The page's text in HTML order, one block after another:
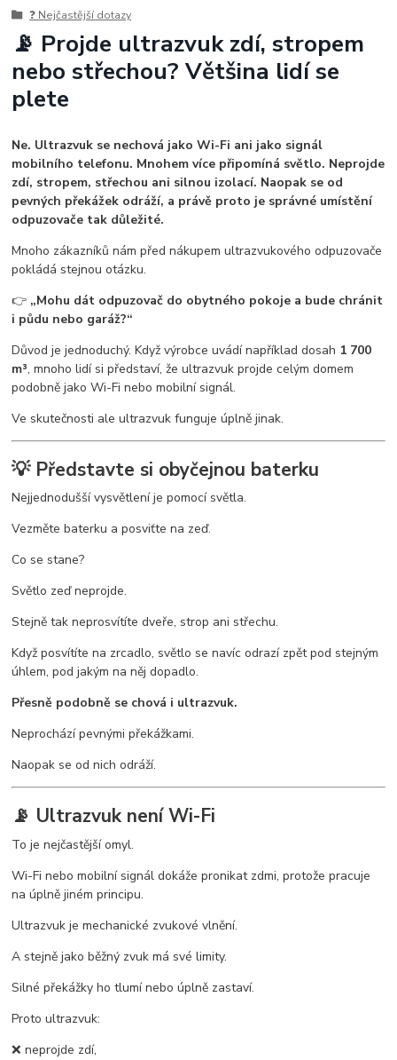
mravenci a mšice
uhlíky do nářadí
uhlíky do nařadí
uhlíky do vysavače
uhlíky do pračky uhlíky do
uhlíky bosch
uhlíky parkside
❓ Nejčastější dotazy
📡 Projde ultrazvuk zdí, stropem
nebo střechou? Většina lidí se
plete
Ne. Ultrazvuk se nechová jako Wi-Fi ani jako signál
mobilního telefonu. Mnohem více připomíná světlo. Neprojde
zdí, stropem, střechou ani silnou izolací. Naopak se od
pevných překážek odráží, a právě proto je správné umístění
odpuzovače tak důležité.
Mnoho zákazníků nám před nákupem ultrazvukového odpuzovače
pokládá stejnou otázku.
👉 „Mohu dát odpuzovač do obytného pokoje a bude chránit
i půdu nebo garáž?“
Důvod je jednoduchý. Když výrobce uvádí například dosah 1 700
m³, mnoho lidí si představí, že ultrazvuk projde celým domem
podobně jako Wi-Fi nebo mobilní signál.
Ve skutečnosti ale ultrazvuk funguje úplně jinak.
💡 Představte si obyčejnou baterku
Nejjednodušší vysvětlení je pomocí světla.
Vezměte baterku a posviťte na zeď.
Co se stane?
Světlo zeď neprojde.
Stejně tak neprosvítíte dveře, strop ani střechu.
Když posvítíte na zrcadlo, světlo se navíc odrazí zpět pod stejným
úhlem, pod jakým na něj dopadlo.
Přesně podobně se chová i ultrazvuk.
Neprochází pevnými překážkami.
Naopak se od nich odráží.
📡 Ultrazvuk není Wi-Fi
To je nejčastější omyl.
Wi-Fi nebo mobilní signál dokáže pronikat zdmi, protože pracuje
na úplně jiném principu.
Ultrazvuk je mechanické zvukové vlnění.
A stejně jako běžný zvuk má své limity.
Silné překážky ho tlumí nebo úplně zastaví.
Proto ultrazvuk:
❌ neprojde zdí,